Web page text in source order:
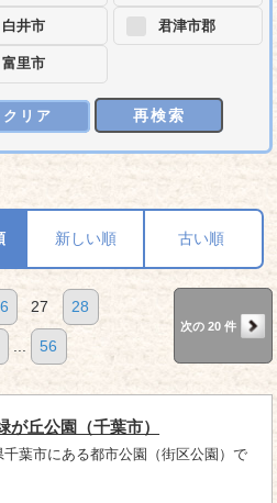
白井市
富里市
君津市郡
クリア 再検索
新しい順 古い順
27 28
56
次の 20 件
が丘公園（千葉市）
千葉市にある都市公園（街区公園）で